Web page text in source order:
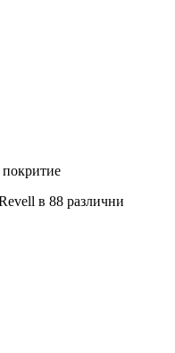
в 88 различни